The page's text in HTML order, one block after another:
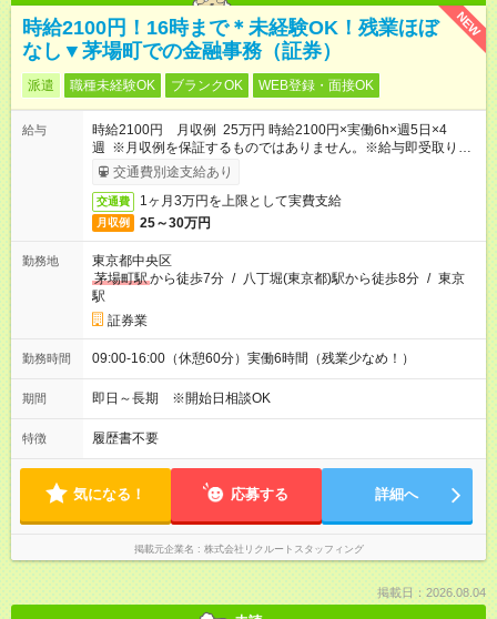
NEW
時給2100円！16時まで＊未経験OK！残業ほぼ
なし▼茅場町での金融事務（証券）
派遣 職種未経験OK ブランクOK WEB登録・面接OK
給与
時給2100円 月収例 25万円 時給2100円×実働6h×週5日×4
週 ※月収例を保証するものではありません。※給与即受取りサ
ービス利用可（利用条件有）
交通費別途支給あり
交通費 1ヶ月3万円を上限として実費支給
月収例 25～30万円
勤務地
東京都中央区
茅場町駅から徒歩7分 / 八丁堀(東京都)駅から徒歩8分 / 東京
駅
証券業
勤務時間 09:00-16:00（休憩60分）実働6時間（残業少なめ！）
期間 即日～長期 ※開始日相談OK
特徴 履歴書不要
気になる！ 応募する 詳細へ
掲載元企業名 株式会社リクルートスタッフィング
掲載日：2026.08.04